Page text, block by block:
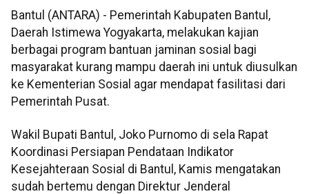
Bantul (ANTARA) - Pemerintah Kabupaten Bantul,
Daerah Istimewa Yogyakarta, melakukan kajian
berbagai program bantuan jaminan sosial bagi
masyarakat kurang mampu daerah ini untuk diusulkan
ke Kementerian Sosial agar mendapat fasilitasi dari
Pemerintah Pusat.
Wakil Bupati Bantul, Joko Purnomo di sela Rapat
Koordinasi Persiapan Pendataan Indikator
Kesejahteraan Sosial di Bantul, Kamis mengatakan
sudah bertemu dengan Direktur Jenderal